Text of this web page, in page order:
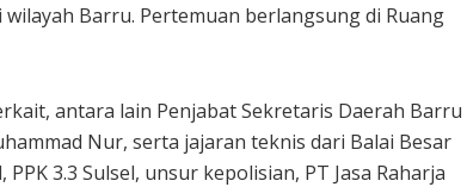
Barru. Pertemuan berlangsung di Ruang
antara lain Penjabat Sekretaris Daerah Barru
Nur, serta jajaran teknis dari Balai Besar
3.3 Sulsel, unsur kepolisian, PT Jasa Raharja